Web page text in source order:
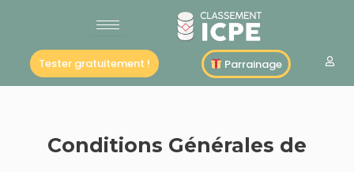
Tester gratuitement ! Parrainage
Conditions Générales de